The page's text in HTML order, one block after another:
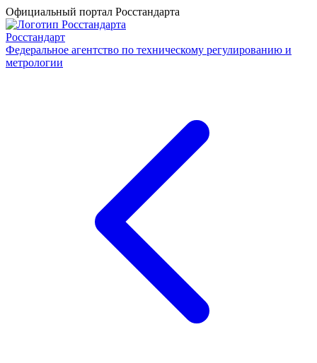
Официальный портал Росстандарта
Росстандарт
Федеральное агентство по техническому регулированию и
метрологии